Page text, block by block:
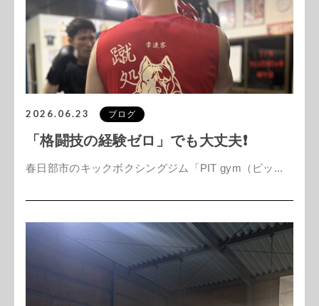
2026.06.23 ブログ
「格闘技の経験ゼロ」でも大丈夫❗️
春日部市のキックボクシングジム「PIT gym（ピッ...